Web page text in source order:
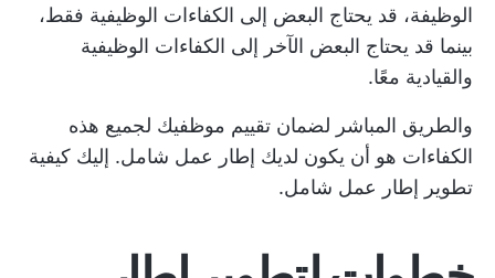
الوظيفة، قد يحتاج البعض إلى الكفاءات الوظيفية فقط،
بينما قد يحتاج البعض الآخر إلى الكفاءات الوظيفية
والقيادية معًا.
والطريق المباشر لضمان تقييم موظفيك لجميع هذه
الكفاءات هو أن يكون لديك إطار عمل شامل. إليك كيفية
تطوير إطار عمل شامل.